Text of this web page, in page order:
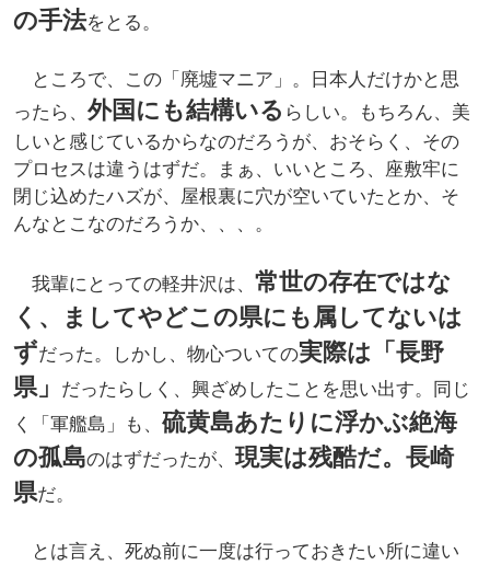
の手法をとる。
ところで、この「廃墟マニア」。日本人だけかと思
ったら、 外国にも結構いる らしい。もちろん、美
しいと感じているからなのだろうが、おそらく、その
プロセスは違うはずだ。まぁ、いいところ、座敷牢に
閉じ込めたハズが、屋根裏に穴が空いていたとか、そ
んなとこなのだろうか、、、。
我輩にとっての軽井沢は、 常世の存在ではな
く、ましてやどこの県にも属してないは
ずだった。しかし、物心ついての実際は「長野
県」
だったらしく、興ざめしたことを思い出す。同じ
く「軍艦島」も、 硫黄島あたりに浮かぶ絶海
の孤島のはずだったが、現実は残酷だ。長崎
県だ。
とは言え、死ぬ前に一度は行っておきたい所に違い